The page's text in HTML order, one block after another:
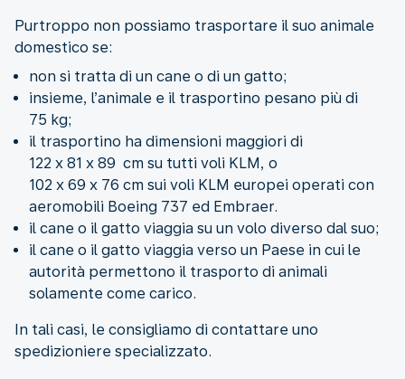
Purtroppo non possiamo trasportare il suo animale
domestico se:
non si tratta di un cane o di un gatto;
insieme, l’animale e il trasportino pesano più di
75 kg;
il trasportino ha dimensioni maggiori di
122 x 81 x 89 cm su tutti voli KLM, o
102 x 69 x 76 cm sui voli KLM europei operati con
aeromobili Boeing 737 ed Embraer.
il cane o il gatto viaggia su un volo diverso dal suo;
il cane o il gatto viaggia verso un Paese in cui le
autorità permettono il trasporto di animali
solamente come carico.
In tali casi, le consigliamo di contattare uno
spedizioniere specializzato.